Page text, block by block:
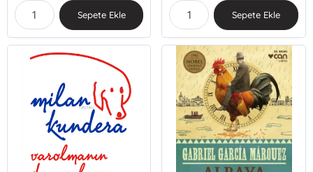
Sepete Ekle Sepete Ekle